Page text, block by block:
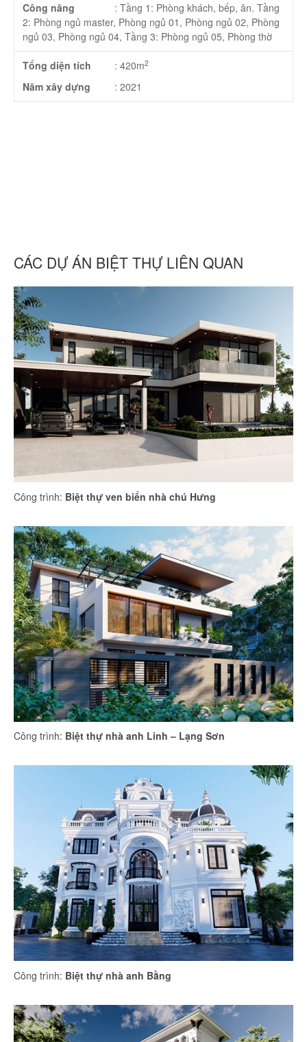
Công năng
: Tầng 1: Phòng khách, bếp, ăn. Tầng
2: Phòng ngủ master, Phòng ngủ 01, Phòng ngủ 02, Phòng
ngủ 03, Phòng ngủ 04, Tầng 3: Phòng ngủ 05, Phòng thờ
Tổng diện tích : 420m2
Năm xây dựng : 2021
CÁC DỰ ÁN BIỆT THỰ LIÊN QUAN
Công trình: Biệt thự ven biển nhà chú Hưng
Công trình: Biệt thự nhà anh Linh – Lạng Sơn
Công trình: Biệt thự nhà anh Bằng